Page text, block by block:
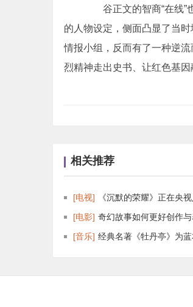
谷正文的智商“在线”
的人物设定，侧面凸显了当
情报小组，反而有了一种逆
烈精神走出史书、让红色基
相关推荐
[电视] 《沉默的荣耀》正在央
[电影] 奇幻故事如何更好创作
[音乐] 经典名著《牡丹亭》为